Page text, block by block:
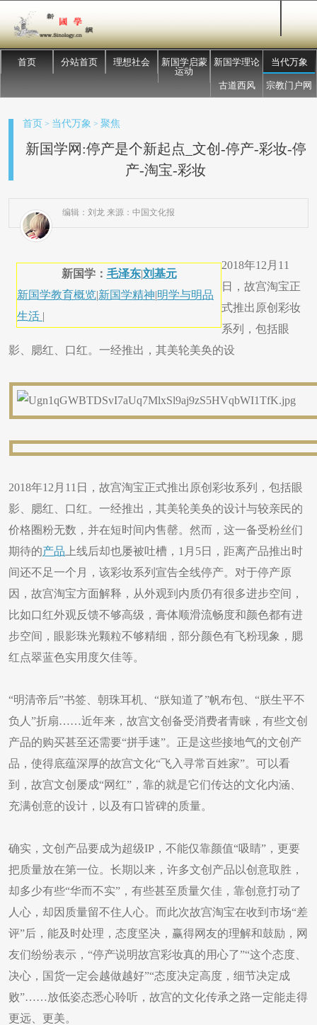
首页 分站首页 理想社会
新国学启蒙
运动
新国学理论 当代万象
古道西风 宗教门户网
首页 > 当代万象 > 聚焦
新国学网:停产是个新起点_文创-停产-彩妆-停
产-淘宝-彩妆
编辑：刘龙 来源：中国文化报
新国学： 毛泽东|刘基元
新国学教育概览|新国学精神|明学与明品
生活 |
2018年12月11
日，故宫淘宝正
式推出原创彩妆
系列，包括眼
影、腮红、口红。一经推出，其美轮美奂的设
2018年12月11日，故宫淘宝正式推出原创彩妆系列，包括眼
影、腮红、口红。一经推出，其美轮美奂的设计与较亲民的
价格圈粉无数，并在短时间内售罄。然而，这一备受粉丝们
期待的产品 上线后却也屡被吐槽，1月5日，距离产品推出时
间还不足一个月，该彩妆系列宣告全线停产。对于停产原
因，故宫淘宝方面解释，从外观到内质仍有很多进步空间，
比如口红外观反馈不够高级，膏体顺滑流畅度和颜色都有进
步空间，眼影珠光颗粒不够精细，部分颜色有飞粉现象，腮
红点翠蓝色实用度欠佳等。
“明清帝后”书签、朝珠耳机、“朕知道了”帆布包、“朕生平不
负人”折扇……近年来，故宫文创备受消费者青睐，有些文创
产品的购买甚至还需要“拼手速”。正是这些接地气的文创产
品，使得底蕴深厚的故宫文化“飞入寻常百姓家”。可以看
到，故宫文创屡成“网红”，靠的就是它们传达的文化内涵、
充满创意的设计，以及有口皆碑的质量。
确实，文创产品要成为超级IP，不能仅靠颜值“吸睛”，更要
把质量放在第一位。长期以来，许多文创产品以创意取胜，
却多少有些“华而不实”，有些甚至质量欠佳，靠创意打动了
人心，却因质量留不住人心。而此次故宫淘宝在收到市场“差
评”后，能及时处理，态度坚决，赢得网友的理解和鼓励，网
友们纷纷表示，“停产说明故宫彩妆真的用心了”“这个态度、
决心，国货一定会越做越好”“态度决定高度，细节决定成
败”……放低姿态悉心聆听，故宫的文化传承之路一定能走得
更远、更美。